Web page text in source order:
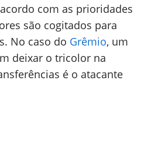
com as prioridades
são cogitados para
No caso do Grêmio, um
deixar o tricolor na
é o atacante